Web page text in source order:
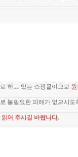
하고 있는 쇼핑몰이므로
불필요한 피해가 없으시도
어 주시길 바랍니다.